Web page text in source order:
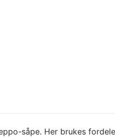
såpe. Her brukes